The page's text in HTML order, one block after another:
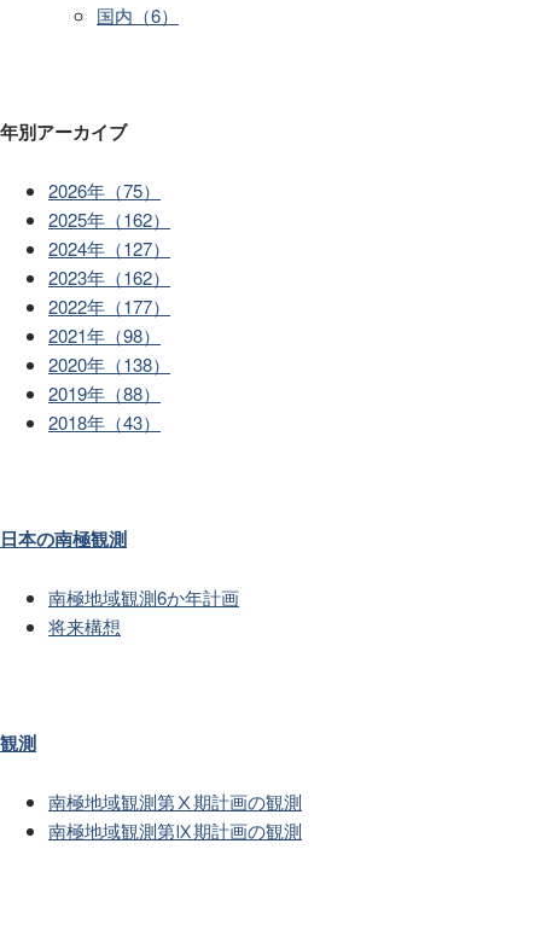
国内（6）
年別アーカイブ
2026年（75）
2025年（162）
2024年（127）
2023年（162）
2022年（177）
2021年（98）
2020年（138）
2019年（88）
2018年（43）
日本の南極観測
南極地域観測6か年計画
将来構想
観測
南極地域観測第Ⅹ期計画の観測
南極地域観測第Ⅸ期計画の観測